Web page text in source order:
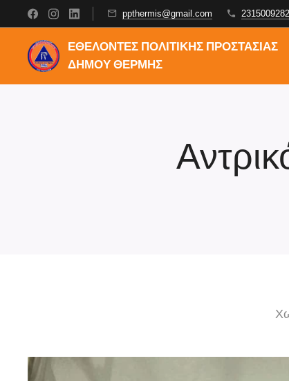
ppthermis@gmail.com 2315009282
ΕΘΕΛΟΝΤΕΣ ΠΟΛΙΤΙΚΗΣ ΠΡΟΣΤΑΣΙΑΣ
ΔΗΜΟΥ ΘΕΡΜΗΣ